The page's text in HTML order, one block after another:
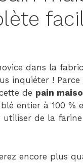
dans la
inquiéter !
de pain
entier à 100 %
de la
encore plus